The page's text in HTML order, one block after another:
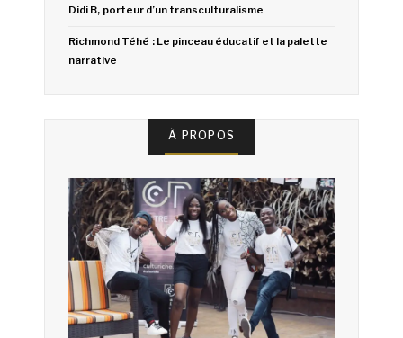
Didi B, porteur d’un transculturalisme
Richmond Téhé : Le pinceau éducatif et la palette
narrative
À PROPOS